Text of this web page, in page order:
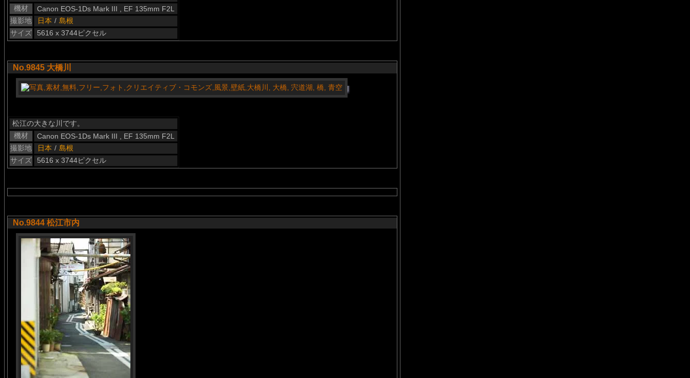
機材
Canon EOS-1Ds Mark III , EF 135mm F2L
撮影地
日本 / 島根
サイズ
5616 x 3744ピクセル
No.9845 大橋川
松江の大きな川です。
機材
Canon EOS-1Ds Mark III , EF 135mm F2L
撮影地
日本 / 島根
サイズ
5616 x 3744ピクセル
No.9844 松江市内